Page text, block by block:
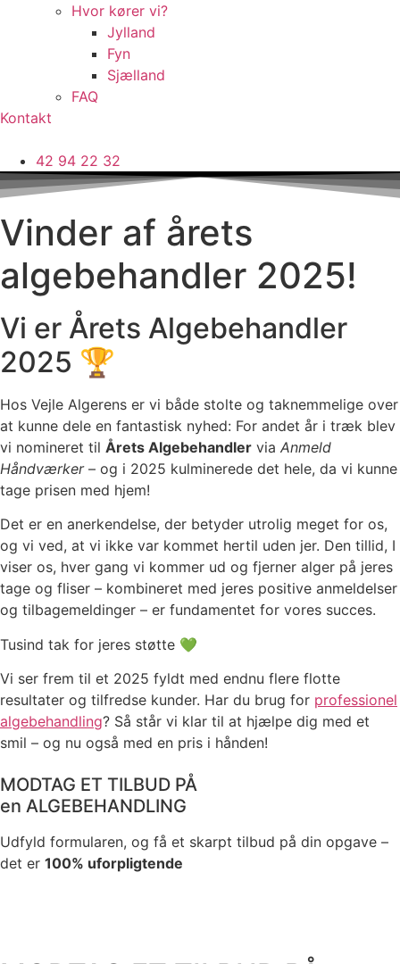
Hvor kører vi?
Jylland
Fyn
Sjælland
FAQ
Kontakt
42 94 22 32
Vinder af årets
algebehandler 2025!
Vi er Årets Algebehandler
2025 🏆
Hos Vejle Algerens er vi både stolte og taknemmelige over
at kunne dele en fantastisk nyhed: For andet år i træk blev
vi nomineret til Årets Algebehandler via Anmeld
Håndværker– og i 2025 kulminerede det hele, da vi kunne
tage prisen med hjem!
Det er en anerkendelse, der betyder utrolig meget for os,
og vi ved, at vi ikke var kommet hertil uden jer. Den tillid, I
viser os, hver gang vi kommer ud og fjerner alger på jeres
tage og fliser – kombineret med jeres positive anmeldelser
og tilbagemeldinger – er fundamentet for vores succes.
Tusind tak for jeres støtte 💚
Vi ser frem til et 2025 fyldt med endnu flere flotte
resultater og tilfredse kunder. Har du brug for professionel
algebehandling? Så står vi klar til at hjælpe dig med et
smil – og nu også med en pris i hånden!
MODTAG ET TILBUD PÅ
en ALGEBEHANDLING
Udfyld formularen, og få et skarpt tilbud på din opgave –
det er 100% uforpligtende